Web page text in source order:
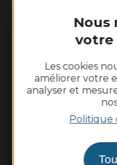
Nous
votre
Les cookies
améliorer votre
analyser et
Politique
Le lundi de 10h à
Météo
Découvrir